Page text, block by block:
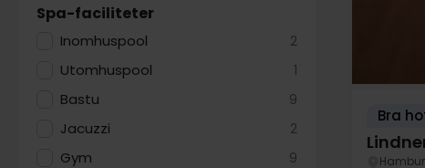
Spa-faciliteter
Inomhuspool 2
Utomhuspool 1
Bastu 9
Jacuzzi 2
Gym 9
Bra